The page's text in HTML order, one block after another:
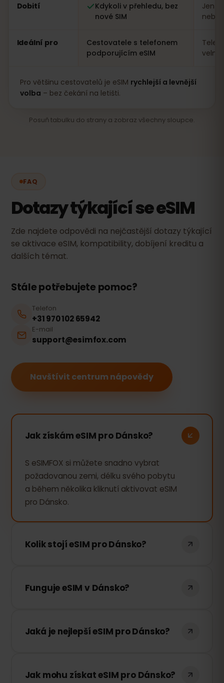
Dobití
Kdykoli v přehledu, bez
nové SIM
Jen
nebo
Ideální pro
Cestovatele s telefonem
podporujícím eSIM
velmi
Pro většinu cestovatelů je eSIM rychlejší a levnější
volba – bez čekání na letišti.
Posuň tabulku do strany a zobraz všechny sloupce.
FAQ
Dotazy týkající se eSIM
Zde najdete odpovědi na nejčastější dotazy týkající
se aktivace eSIM, kompatibility, dobíjení kreditu a
dalších témat.
Stále potřebujete pomoc?
Telefon
+31 970 102 65942
E-mail
support@esimfox.com
Navštívit centrum nápovědy
Jak získám eSIM pro Dánsko?
S eSIMFOX si můžete snadno vybrat
požadovanou zemi, délku svého pobytu
a během několika kliknutí aktivovat eSIM
pro Dánsko.
Kolik stojí eSIM pro Dánsko?
dní používání. Stačí zvolit požadovanou
Funguje eSIM v Dánsko?
Dánsko. Máme dohody s nejlepšími
Jaká je nejlepší eSIM pro Dánsko?
nejlepším mobilním sítím v každé zemi.
Jak mohu získat eSIM pro Dánsko?